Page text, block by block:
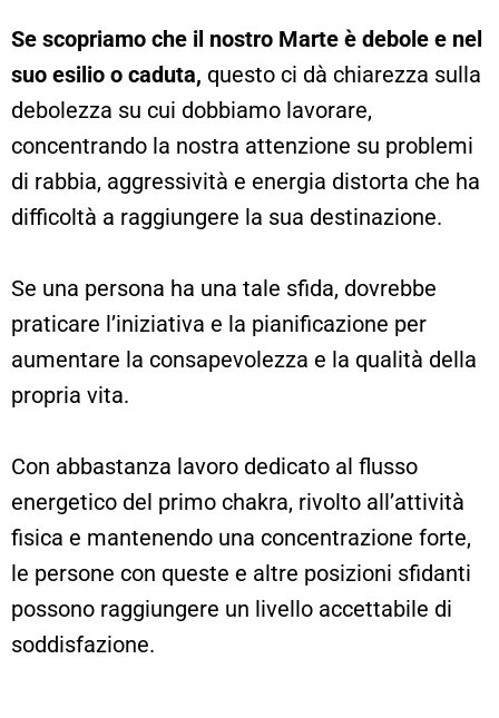
Se scopriamo che il nostro Marte è debole e nel
suo esilio o caduta, questo ci dà chiarezza sulla
debolezza su cui dobbiamo lavorare,
concentrando la nostra attenzione su problemi
di rabbia, aggressività e energia distorta che ha
difficoltà a raggiungere la sua destinazione.
Se una persona ha una tale sfida, dovrebbe
praticare l’iniziativa e la pianificazione per
aumentare la consapevolezza e la qualità della
propria vita.
Con abbastanza lavoro dedicato al flusso
energetico del primo chakra, rivolto all’attività
fisica e mantenendo una concentrazione forte,
le persone con queste e altre posizioni sfidanti
possono raggiungere un livello accettabile di
soddisfazione.